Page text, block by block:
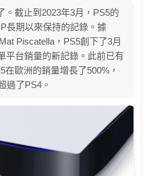
。截止到2023年3月，PS5的
長期以來保持的記錄。據
Piscatella，PS5創下了3月
平台銷量的新記錄。此前已有
在歐洲的銷量增長了500%，
過了PS4。